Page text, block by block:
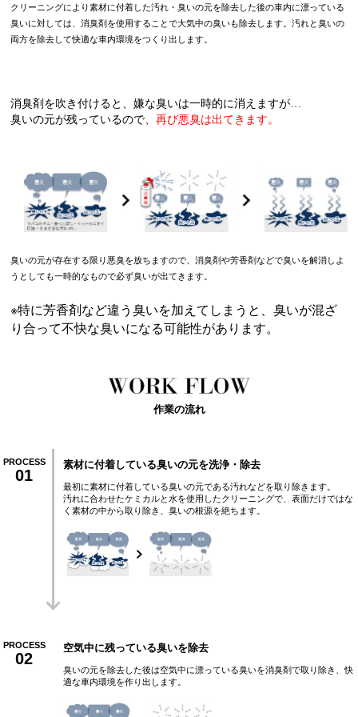
クリーニングにより素材に付着した汚れ・臭いの元を除去した後の車内に漂っている
臭いに対しては、消臭剤を使用することで大気中の臭いも除去します。汚れと臭いの
両方を除去して快適な車内環境をつくり出します。
消臭剤を吹き付けると、嫌な臭いは一時的に消えますが…
臭いの元が残っているので、再び悪臭は出てきます。
臭いの元が存在する限り悪臭を放ちますので、消臭剤や芳香剤などで臭いを解消しよ
うとしても一時的なもので必ず臭いが出てきます。
※特に芳香剤など違う臭いを加えてしまうと、臭いが混ざ
り合って不快な臭いになる可能性があります。
作業の流れ
PROCESS
01
素材に付着している臭いの元を洗浄・除去
最初に素材に付着している臭いの元である汚れなどを取り除きます。
汚れに合わせたケミカルと水を使用したクリーニングで、表面だけではな
く素材の中から取り除き、臭いの根源を絶ちます。
PROCESS
02
空気中に残っている臭いを除去
臭いの元を除去した後は空気中に漂っている臭いを消臭剤で取り除き、快
適な車内環境を作り出します。